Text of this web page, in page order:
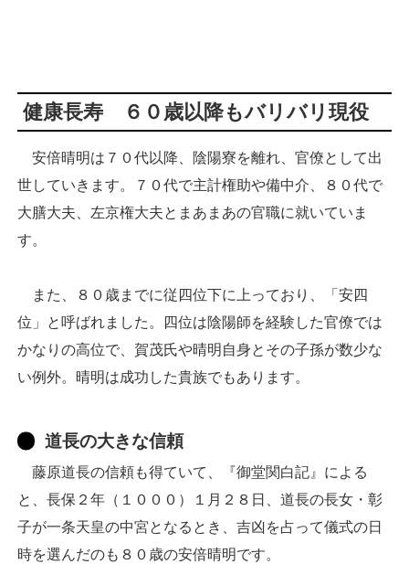
健康長寿 ６０歳以降もバリバリ現役
安倍晴明は７０代以降、陰陽寮を離れ、官僚として出
世していきます。７０代で主計権助や備中介、８０代で
大膳大夫、左京権大夫とまあまあの官職に就いていま
す。
また、８０歳までに従四位下に上っており、「安四
位」と呼ばれました。四位は陰陽師を経験した官僚では
かなりの高位で、賀茂氏や晴明自身とその子孫が数少な
い例外。晴明は成功した貴族でもあります。
道長の大きな信頼
藤原道長の信頼も得ていて、『御堂関白記』による
と、長保２年（１０００）１月２８日、道長の長女・彰
子が一条天皇の中宮となるとき、吉凶を占って儀式の日
時を選んだのも８０歳の安倍晴明です。